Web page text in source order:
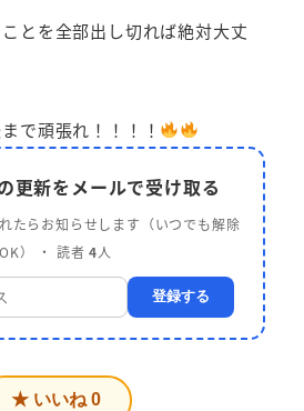
とを全部出し切れば絶対大丈
で頑張れ！！！！
更新をメールで受け取る
たらお知らせします（いつでも解除
OK） ・ 読者4人
登録する
★ いいね 0